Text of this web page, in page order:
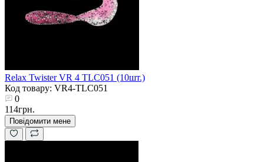
Relax Twister VR 4 TLC051 (10шт.)
Код товару: VR4-TLC051
0
114грн.
Повідомити мене